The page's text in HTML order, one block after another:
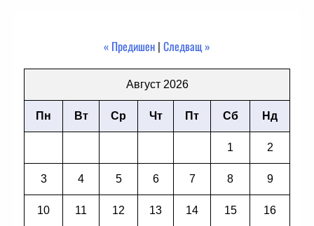
« Предишен | Следващ »
Август 2026
Пн Вт Ср Чт Пт Сб Нд
1 2
3 4 5 6 7 8 9
10 11 12 13 14 15 16